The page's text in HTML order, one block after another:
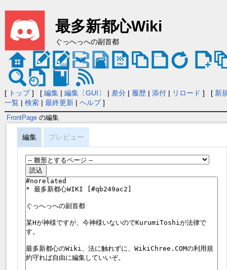
最多新都心Wiki
ぐっへっへの副首都
[ トップ] [ 編集| 編集〔GUI〕 | 差分| 履歴| 添付| リロード ] [ 新
一覧| 検索| 最終更新| ヘルプ]
FrontPageの編集
編集 プレビュー